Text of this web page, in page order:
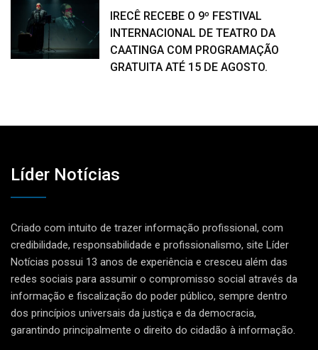
IRECÊ RECEBE O 9º FESTIVAL
INTERNACIONAL DE TEATRO DA
CAATINGA COM PROGRAMAÇÃO
GRATUITA ATÉ 15 DE AGOSTO.
Líder Notícias
Criado com intuito de trazer informação profissional, com
credibilidade, responsabilidade e profissionalismo, site Líder
Notícias possui 13 anos de experiência e cresceu além das
redes sociais para assumir o compromisso social através da
informação e fiscalização do poder público, sempre dentro
dos princípios universais da justiça e da democracia,
garantindo principalmente o direito do cidadão à informação.